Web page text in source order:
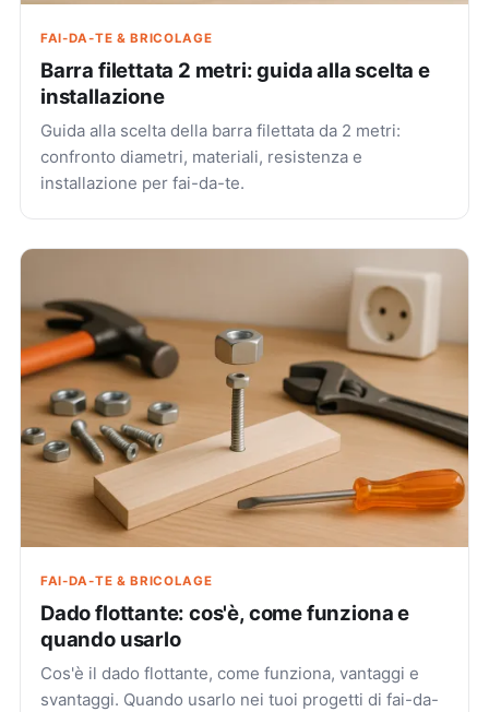
FAI-DA-TE & BRICOLAGE
Barra filettata 2 metri: guida alla scelta e
installazione
Guida alla scelta della barra filettata da 2 metri:
confronto diametri, materiali, resistenza e
installazione per fai-da-te.
FAI-DA-TE & BRICOLAGE
Dado flottante: cos'è, come funziona e
quando usarlo
Cos'è il dado flottante, come funziona, vantaggi e
svantaggi. Quando usarlo nei tuoi progetti di fai-da-